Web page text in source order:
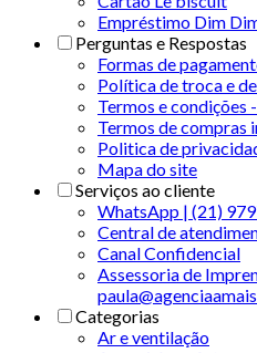
Empréstimo Dim
Perguntas e Respostas
Formas de
Política de troca e
Termos e condições
Termos de compras
Politica de
Mapa do site
Serviços ao cliente
WhatsApp | (21)
Central de
Canal Confidencial
Assessoria de
Categorias
Ar e ventilação